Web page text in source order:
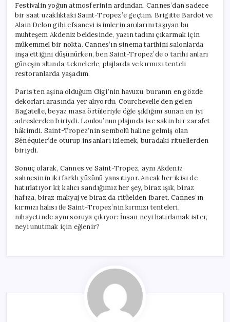
Festivalin yoğun atmosferinin ardından, Cannes’dan sadece
bir saat uzaklıktaki Saint-Tropez’e geçtim. Brigitte Bardot ve
Alain Delon gibi efsanevi isimlerin anılarını taşıyan bu
muhteşem Akdeniz beldesinde, yazın tadını çıkarmak için
mükemmel bir nokta. Cannes’ın sinema tarihini salonlarda
inşa ettiğini düşünürken, ben Saint-Tropez’de o tarihi anları
güneşin altında, teknelerle, plajlarda ve kırmızı tenteli
restoranlarda yaşadım.
Paris’ten aşina olduğum Gigi’nin havuzu, buranın en gözde
dekorları arasında yer alıyordu. Courchevelle’den gelen
Bagatelle, beyaz masa örtüleriyle öğle şıklığını sunan en iyi
adreslerden biriydi. Loulou’nun plajında ise sakin bir zarafet
hâkimdi. Saint-Tropez’nin sembolü haline gelmiş olan
Sénéquier’de oturup insanları izlemek, buradaki ritüellerden
biriydi.
Sonuç olarak, Cannes ve Saint-Tropez, aynı Akdeniz
sahnesinin iki farklı yüzünü yansıtıyor. Ancak her ikisi de
hatırlatıyor ki; kalıcı sandığımız her şey, biraz ışık, biraz
hafıza, biraz makyaj ve biraz da ritüelden ibaret. Cannes’ın
kırmızı halısı ile Saint-Tropez’nin kırmızı tenteleri,
nihayetinde aynı soruya çıkıyor: İnsan neyi hatırlamak ister,
neyi unutmak için eğlenir?